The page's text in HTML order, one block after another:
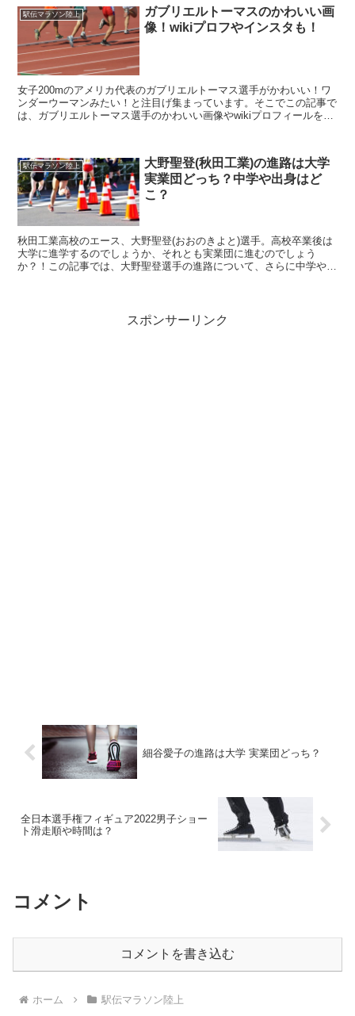
駅伝マラソン陸上
ガブリエルトーマスのかわいい画
像！wikiプロフやインスタも！
女子200mのアメリカ代表のガブリエルトーマス選手がかわいい！ワ
ンダーウーマンみたい！と注目げ集まっています。そこでこの記事で
は、ガブリエルトーマス選手のかわいい画像やwikiプロフィールをま
駅伝マラソン陸上
大野聖登(秋田工業)の進路は大学
実業団どっち？中学や出身はど
こ？
秋田工業高校のエース、大野聖登(おおのきよと)選手。高校卒業後は
大学に進学するのでしょうか、それとも実業団に進むのでしょう
か？！この記事では、大野聖登選手の進路について、さらに中学や出
スポンサーリンク
細谷愛子の進路は大学 実業団どっち？
全日本選手権フィギュア2022男子ショー
ト滑走順や時間は？
コメント
コメントを書き込む
ホーム 駅伝マラソン陸上